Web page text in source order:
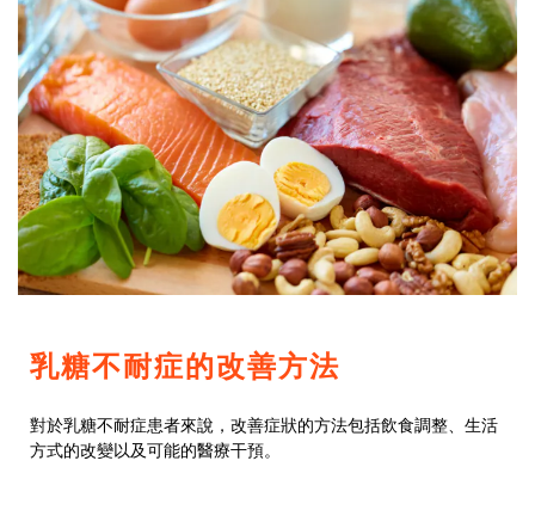
乳糖不耐症的改善方法
對於乳糖不耐症患者來說，改善症狀的方法包括飲食調整、生活
方式的改變以及可能的醫療干預。